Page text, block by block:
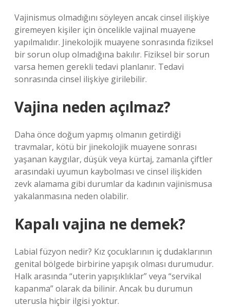
Vajinismus olmadığını söyleyen ancak cinsel ilişkiye
giremeyen kişiler için öncelikle vajinal muayene
yapılmalıdır. Jinekolojik muayene sonrasında fiziksel
bir sorun olup olmadığına bakılır. Fiziksel bir sorun
varsa hemen gerekli tedavi planlanır. Tedavi
sonrasında cinsel ilişkiye girilebilir.
Vajina neden açılmaz?
Daha önce doğum yapmış olmanın getirdiği
travmalar, kötü bir jinekolojik muayene sonrası
yaşanan kaygılar, düşük veya kürtaj, zamanla çiftler
arasındaki uyumun kaybolması ve cinsel ilişkiden
zevk alamama gibi durumlar da kadının vajinismusa
yakalanmasına neden olabilir.
Kapalı vajina ne demek?
Labial füzyon nedir? Kız çocuklarının iç dudaklarının
genital bölgede birbirine yapışık olması durumudur.
Halk arasında “uterin yapışıklıklar” veya “servikal
kapanma” olarak da bilinir. Ancak bu durumun
uterusla hiçbir ilgisi yoktur.